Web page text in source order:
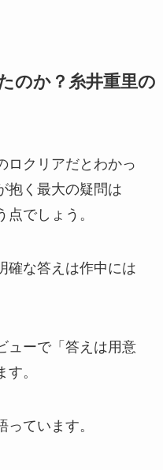
のか？糸井重里の
ロクリアだとわかっ
抱く最大の疑問は
点でしょう。
確な答えは作中には
ューで「答えは用意
。
ています。